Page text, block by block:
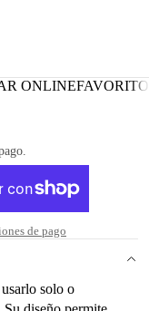
ONLINE
de pago
solo o